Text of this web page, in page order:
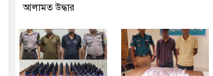
আলামত উদ্ধার